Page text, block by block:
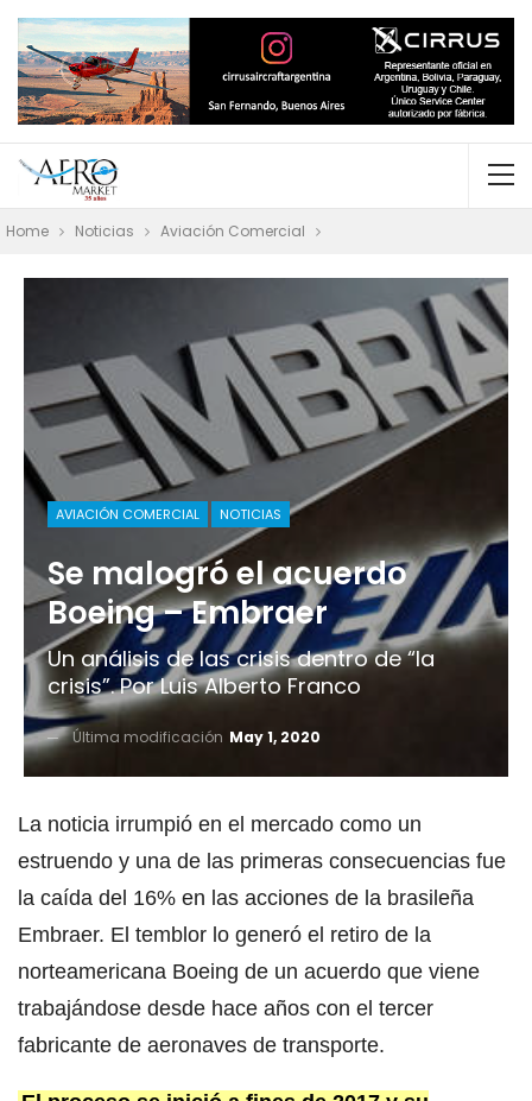
Home Noticias Aviación Comercial
AVIACIÓN COMERCIAL NOTICIAS
Se malogró el acuerdo
Boeing – Embraer
Un análisis de las crisis dentro de “la
crisis”. Por Luis Alberto Franco
Última modificación May 1, 2020
La noticia irrumpió en el mercado como un
estruendo y una de las primeras consecuencias fue
la caída del 16% en las acciones de la brasileña
Embraer. El temblor lo generó el retiro de la
norteamericana Boeing de un acuerdo que viene
trabajándose desde hace años con el tercer
fabricante de aeronaves de transporte.